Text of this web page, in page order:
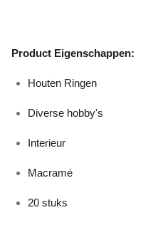
Product Eigenschappen:
Houten Ringen
Diverse hobby's
Interieur
Macramé
20 stuks